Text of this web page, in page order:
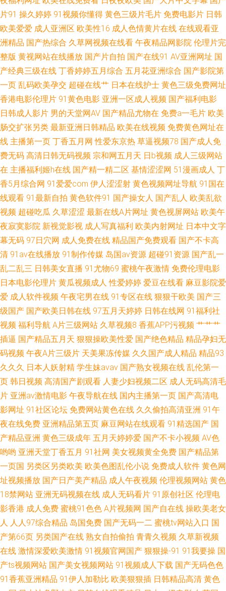
产AV理论电影 91伦理 肏屄免费 91国产白浆高潮 国产精品久久AV 超碰91伊
人 午夜色色影院 99热逼逼 91蜜桃 狼人伊人亚洲 老司机午夜影院 91路cn 亚
洲黄色网址 另类综合首页 婷婷春色五月天 91黄色变态视频 黄污网页在线观
看 91色男人 成人a视频网 色五月超碰 日韩123AV 青娱乐91精品 九一网站白
虎 伊人草草 国产三级小视频 欧美性爱网络 东京热自慰自行车 免费网站高清
91 日韩在线视频观看 人妖自慰网址 大香蕉伊99 日韩成人有码 欧亚五区三级
免费看黃色网
片91 操久婷婷 91视频你懂得 黄色三级片毛片 免费电影片 日韩
欧美爱爱 成人亚洲区 欧美性16 成人色情黄片在线 在线观看亚
洲精品 国产热综合 久草网视频在线看 午夜精品网影院 伦理片完
整版 黄视网站在线播放 国产片自拍 国产在线91 AV亚洲网址 国
产经典三级在线 丁香婷婷五月综合 五月花亚洲综合 国产影院第
一页 乱码欧美孕交 超碰在线艹 日本在线护士 黄色三级免费网址
香港电影伦理片 91黄色电影 亚洲一区成人视频 国产福利电影
日韩成人影片 男的天堂网AV 国产精品尤物在 免费a一毛片 欧美
肠交扩张另类 最新亚洲日韩精品 欧美在线视频 免费黄色网址在
线 主播第一页 丁香五月网 性爱东京热 草逼视频78 国产成人免
费无码 高清日韩无码视频 宗和网五月天 日b视频 成人三级网站
在 主播福利姬h在线 国产精一精二区 基情涩涩网 51漫画成人 丁
香5月综合网 91爱爱com 伊人涩涩射 黄色视频网址导航 91国在
线观看 91最新自拍 黄色软件91 国产操女人 国产乱人 欧美乱欲
视频 超碰吃瓜 久草涩涩 最新在线A片网址 黄色视屏网站 欧美午
夜寂寞影院 新视觉影视 成人写真福利 欧美内射网址 日本中文字
幕无码 97日穴网 成人免费在线 精品国产免费观看 国产不卡高
清 91av在线播放 91制作传媒 岛国av资源 超碰91资源 国产乱一
乱二乱三 日韩美女直播 91尤物69 蜜桃午夜激情 免费伦理电影
日本电影伦理片 黄瓜视频成人 性爱婷婷 爱豆在线看 麻豆影院爱
爱 成人软件视频 午夜宅男在线 91专区在线 狠狠干欧美 国产三
级国产 国产欧美日韩在线 97五月天婷婷 日韩在线网 91福利社
视频 福利导航 A片三级网站 久草视频8 香蕉APP污视频 艹艹艹
插逼 国产精品五月天 狠狠操欧美性爱 国产绝色精品 精品孕妇无
码视频 午夜A片三级片 天美果冻传媒 久久国产成人精品 精品93
久久久 日本人妖射精 学生妹avav 国产熟女视频在线 乱伦第一
页 韩日视频 高清国产剧观看 人妻少妇视频二区 成人无码高清毛
片 亚洲av激情电影 午夜导航在线 国内主播第一页 国产高清电
影网址 91社区论坛 免费网站黄色在线 久久偷拍高清亚洲 91午
夜在线免费 亚洲精品第五页 麻豆网站在线观看 91精选国产 国
产精品亚洲 黄色三级成年 五月天婷婷爱 国产不卡小视频 AV色
哟哟 亚洲天堂丁香五月 91社网 美女视频黄全免费 国产精品第
一页国 另类区另类欧美 欧美色图乱伦小说 免费成人软件 黄色网
址视频播放 国产日产美产精品 成人午夜视频 伦理视频网站 黄色
18禁网站 亚洲无码视频在线 成人无码看片 91原创社区 伦理电
影香港 成人免费 蜜桃91色色 A片视频网 国产自在线 操欧美老女
人 人人97综合精品 岛国免费 国产无码一二 蜜桃tv网站入口 国
产第66页 另类国产在线 熟女自拍偷拍 青青久视频 久草新视频
在线 激情深爱欧美激情 91视频官网国产 狠狠操-91 91我要操 国
产ts视频网站 国产美女视频网站 91视频成人下载 国产无码色色
91香蕉亚洲精品 91伊人加勒比 欧美狠狠插 日韩精品高清 黄色